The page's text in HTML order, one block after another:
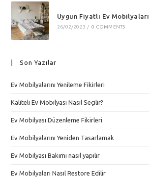
Uygun Fiyatlı Ev Mobilyaları
26/02/2023 / 0 COMMENTS
Son Yazılar
Ev Mobilyalarını Yenileme Fikirleri
Kaliteli Ev Mobilyası Nasıl Seçilir?
Ev Mobilyası Düzenleme Fikirleri
Ev Mobilyalarını Yeniden Tasarlamak
Ev Mobilyası Bakımı nasıl yapılır
Ev Mobilyaları Nasıl Restore Edilir